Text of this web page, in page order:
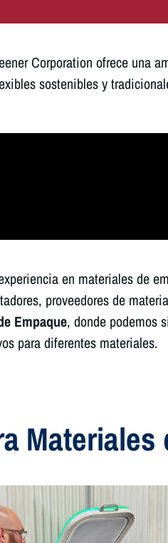
Corporation ofrece una
sostenibles y
en materiales de
proveedores de
Empaque, donde podemos
para diferentes materiales.